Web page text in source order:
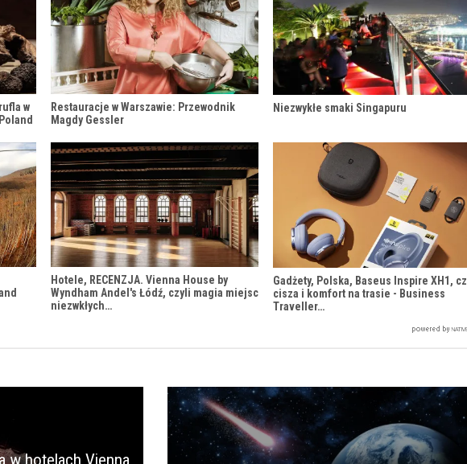
w
Restauracje w Warszawie: Przewodnik
Magdy Gessler
Niezwykłe smaki Singapuru
Hotele, RECENZJA. Vienna House by
Wyndham Andel's Łódź, czyli magia miejsc
niezwkłych…
Gadżety, Polska, Baseus Inspire XH1,
cisza i komfort na trasie - Business
Traveller…